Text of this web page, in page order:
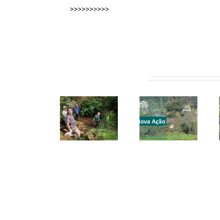
>>>>>>>>>>
CONVITE |
Valongo |
20 junho
2026
Património
rural de
Couce
beneficia
de ação de